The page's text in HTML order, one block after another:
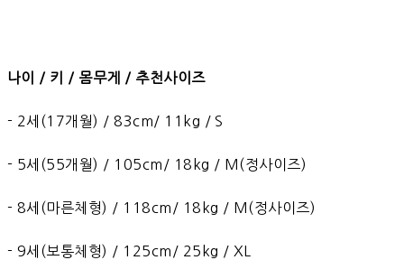
나이 / 키 / 몸무게 / 추천사이즈
- 2세(17개월) / 83cm/ 11kg / S
- 5세(55개월) / 105cm/ 18kg / M(정사이즈)
- 8세(마른체형) / 118cm/ 18kg / M(정사이즈)
- 9세(보통체형) / 125cm/ 25kg / XL